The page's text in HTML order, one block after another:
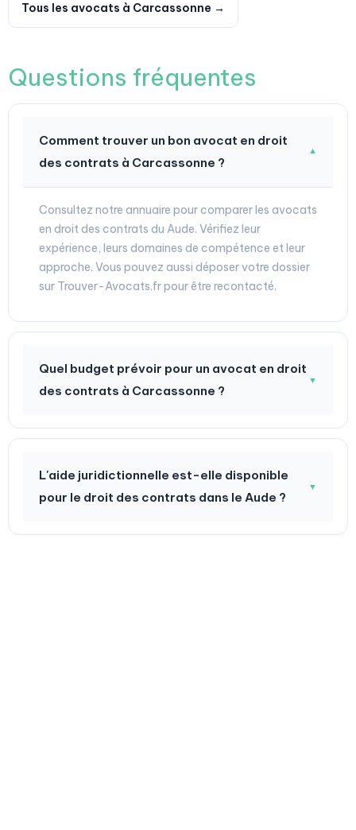
Tous les avocats à Carcassonne →
Questions fréquentes
Comment trouver un bon avocat en droit
des contrats à Carcassonne ?
▼
Consultez notre annuaire pour comparer les avocats
en droit des contrats du Aude. Vérifiez leur
expérience, leurs domaines de compétence et leur
approche. Vous pouvez aussi déposer votre dossier
sur Trouver-Avocats.fr pour être recontacté.
Quel budget prévoir pour un avocat en droit
des contrats à Carcassonne ?
▼
L'aide juridictionnelle est-elle disponible
pour le droit des contrats dans le Aude ?
▼